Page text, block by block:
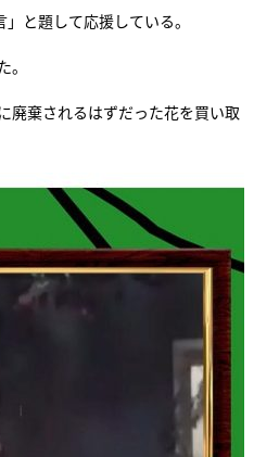
と題して応援している。
廃棄されるはずだった花を買い取